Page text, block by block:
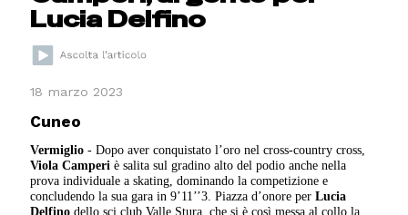
Lucia Delfino
18 marzo 2023
Cuneo
Vermiglio - Dopo aver conquistato l’oro nel cross-country cross,
Viola Camperi è salita sul gradino alto del podio anche nella
prova individuale a skating, dominando la competizione e
concludendo la sua gara in 9’11’’3. Piazza d’onore perLucia
Delfino dello sci club Valle Stura, che si è così messa al collo la